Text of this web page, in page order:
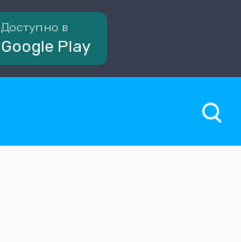
Доступно в
Google Play